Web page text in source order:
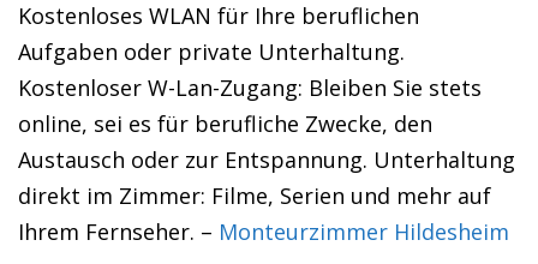
Kostenloses WLAN für Ihre beruflichen
Aufgaben oder private Unterhaltung.
Kostenloser W-Lan-Zugang: Bleiben Sie stets
online, sei es für berufliche Zwecke, den
Austausch oder zur Entspannung. Unterhaltung
direkt im Zimmer: Filme, Serien und mehr auf
Ihrem Fernseher. – Monteurzimmer Hildesheim